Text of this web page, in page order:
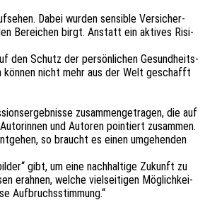
Dabei wurden sensi­ble Versi­cher­
Berei­chen birgt. Anstatt ein akti­ves Risi­
den Schutz der persön­li­chen Gesund­heits­
nicht mehr aus der Welt geschafft
zusam­men­ge­tra­gen, die auf
und Autoren poin­tiert zusam­men.
so braucht es einen umge­hen­den
gibt, um eine nach­hal­ti­ge Zukunft zu
erah­nen, welche viel­sei­ti­gen Möglich­kei­
Aufbruchsstimmung.“